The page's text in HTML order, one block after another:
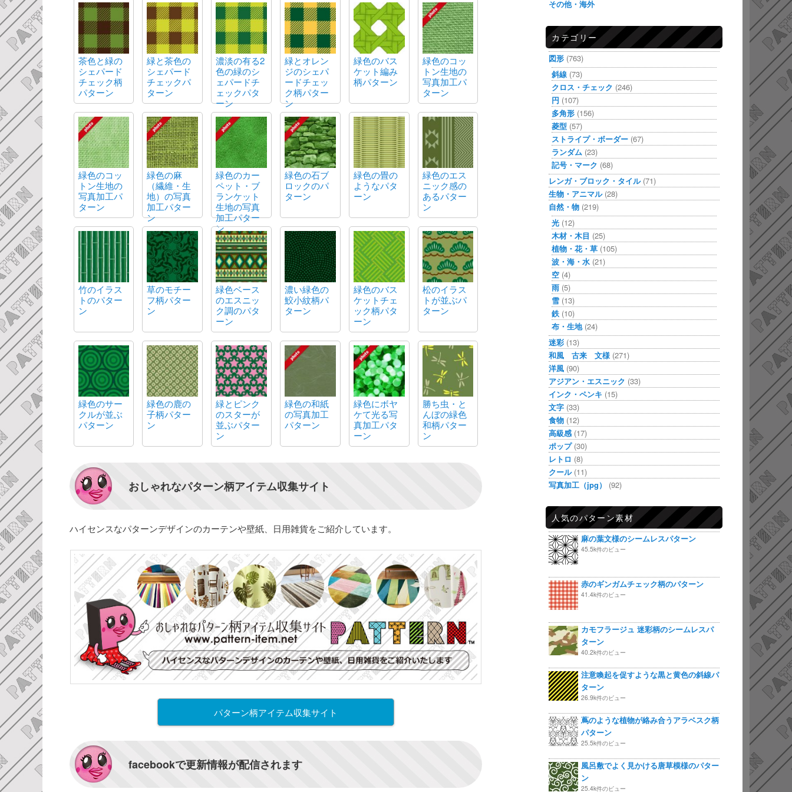
茶色と緑の
シェパード
チェック柄
パターン
緑と茶色の
シェパード
チェックパ
ターン
濃淡の有る2
色の緑のシ
ェパードチ
ェックパタ
ーン
緑とオレン
ジのシェパ
ードチェッ
ク柄パター
ン
緑色のバス
ケット編み
柄パターン
緑色のコッ
トン生地の
写真加工パ
ターン
緑色のコッ
トン生地の
写真加工パ
ターン
緑色の麻
（繊維・生
地）の写真
加工パター
ン
緑色のカー
ペット・ブ
ランケット
生地の写真
加工パター
ン
緑色の石ブ
ロックのパ
ターン
緑色の畳の
ようなパタ
ーン
緑色のエス
ニック感の
あるパター
ン
竹のイラス
トのパター
ン
草のモチー
フ柄パター
ン
緑色ベース
のエスニッ
ク調のパタ
ーン
濃い緑色の
鮫小紋柄パ
ターン
緑色のバス
ケットチェ
ック柄パタ
ーン
松のイラス
トが並ぶパ
ターン
緑色のサー
クルが並ぶ
パターン
緑色の鹿の
子柄パター
ン
緑とピンク
のスターが
並ぶパター
ン
緑色の和紙
の写真加工
パターン
緑色にボヤ
ケて光る写
真加工パタ
ーン
勝ち虫・と
んぼの緑色
和柄パター
ン
おしゃれなパターン柄アイテム収集サイト
ハイセンスなパターンデザインのカーテンや壁紙、日用雑貨をご紹介しています。
パターン柄アイテム収集サイト
facebookで更新情報が配信されます
その他・海外
カテゴリー
図形 (763)
斜線 (73)
クロス・チェック (246)
円 (107)
多角形 (156)
菱型 (57)
ストライプ・ボーダー (67)
ランダム (23)
記号・マーク (68)
レンガ・ブロック・タイル(71)
生物・アニマル(28)
自然・物 (219)
光 (12)
木材・木目 (25)
植物・花・草 (105)
波・海・水 (21)
空 (4)
雨 (5)
雪 (13)
鉄 (10)
布・生地(24)
迷彩 (13)
和風 古来 文様 (271)
洋風 (90)
アジアン・エスニック (33)
インク・ペンキ (15)
文字 (33)
食物 (12)
高級感 (17)
ポップ(30)
レトロ (8)
クール(11)
写真加工（jpg）
(92)
人気のパターン素材
麻の葉文様のシームレスパターン
45.5k件のビュー
赤のギンガムチェック柄のパターン
41.4k件のビュー
カモフラージュ 迷彩柄のシームレスパ
ターン
40.2k件のビュー
注意喚起を促すような黒と黄色の斜線パ
ターン
26.9k件のビュー
蔦のような植物が絡み合うアラベスク柄
パターン
25.5k件のビュー
風呂敷でよく見かける唐草模様のパター
ン
25.4k件のビュー